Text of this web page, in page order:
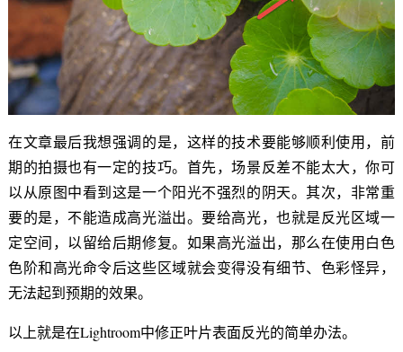
在文章最后我想强调的是，这样的技术要能够顺利使用，前
期的拍摄也有一定的技巧。首先，场景反差不能太大，你可
以从原图中看到这是一个阳光不强烈的阴天。其次，非常重
要的是，不能造成高光溢出。要给高光，也就是反光区域一
定空间，以留给后期修复。如果高光溢出，那么在使用白色
色阶和高光命令后这些区域就会变得没有细节、色彩怪异，
无法起到预期的效果。
以上就是在Lightroom中修正叶片表面反光的简单办法。